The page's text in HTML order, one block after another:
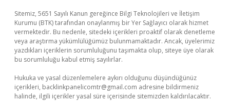
Sitemiz, 5651 Sayılı Kanun gereğince Bilgi Teknolojileri ve İletişim
Kurumu (BTK) tarafından onaylanmış bir Yer Sağlayıcı olarak hizmet
vermektedir. Bu nedenle, sitedeki içerikleri proaktif olarak denetleme
veya araştırma yükümlülüğümüz bulunmamaktadır. Ancak, üyelerimiz
yazdıkları içeriklerin sorumluluğunu taşımakta olup, siteye üye olarak
bu sorumluluğu kabul etmiş sayılırlar.
Hukuka ve yasal düzenlemelere aykırı olduğunu düşündüğünüz
içerikleri, backlinkpanelicomtr@gmail.com adresine bildirmeniz
halinde, ilgili içerikler yasal süre içerisinde sitemizden kaldırılacaktır.